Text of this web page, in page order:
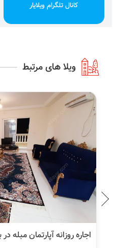
کانال تلگرام ویلایار
ویلا های مرتبط
اجاره آپارتمان لوکس در